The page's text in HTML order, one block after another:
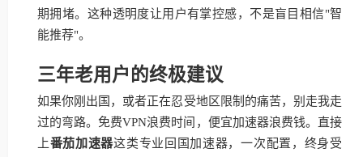
期拥堵。这种透明度让用户有掌控感，不是盲目相信"智
能推荐"。
三年老用户的终极建议
如果你刚出国，或者正在忍受地区限制的痛苦，别走我走
过的弯路。免费VPN浪费时间，便宜加速器浪费钱。直接
上番茄加速器这类专业回国加速器，一次配置，终身受